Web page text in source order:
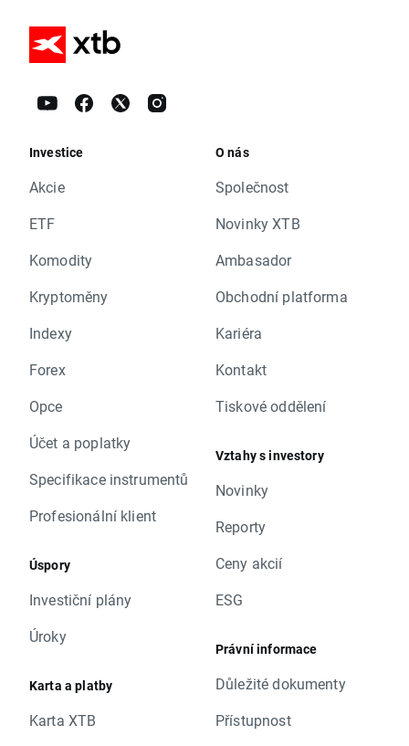
Investice
Akcie
ETF
Komodity
Kryptoměny
Indexy
Forex
Opce
Účet a poplatky
Specifikace instrumentů
Profesionální klient
Úspory
Investiční plány
Úroky
Karta a platby
Karta XTB
O nás
Společnost
Novinky XTB
Ambasador
Obchodní platforma
Kariéra
Kontakt
Tiskové oddělení
Vztahy s investory
Novinky
Reporty
Ceny akcií
ESG
Právní informace
Důležité dokumenty
Přístupnost